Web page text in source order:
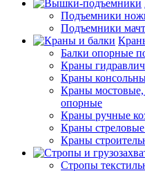
Подъемники
Подъемники
Балки опорные
Краны
Краны
Краны мостовые,
опорные
Краны ручные
Краны
Краны
Стропы